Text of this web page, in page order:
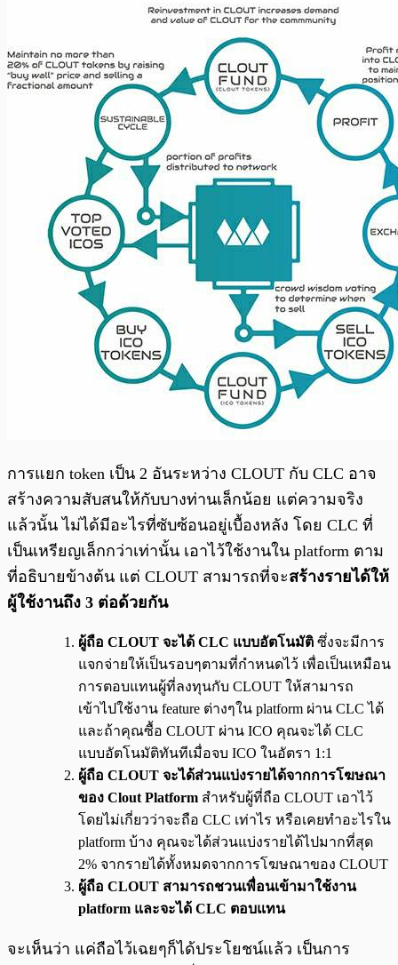
การแยก token เป็น 2 อันระหว่าง CLOUT กับ CLC อาจ
สร้างความสับสนให้กับบางท่านเล็กน้อย แต่ความจริง
แล้วนั้น ไม่ได้มีอะไรที่ซับซ้อนอยู่เบื้องหลัง โดย CLC ที่
เป็นเหรียญเล็กกว่าเท่านั้น เอาไว้ใช้งานใน platform ตาม
ที่อธิบายข้างต้น แต่ CLOUT สามารถที่จะสร้างรายได้ให้
ผู้ใช้งานถึง 3 ต่อด้วยกัน
ผู้ถือ CLOUT จะได้ CLC แบบอัตโนมัติ ซึ่งจะมีการ
แจกจ่ายให้เป็นรอบๆตามที่กำหนดไว้ เพื่อเป็นเหมือน
การตอบแทนผู้ที่ลงทุนกับ CLOUT ให้สามารถ
เข้าไปใช้งาน feature ต่างๆใน platform ผ่าน CLC ได้
และถ้าคุณซื้อ CLOUT ผ่าน ICO คุณจะได้ CLC
แบบอัตโนมัติทันทีเมื่อจบ ICO ในอัตรา 1:1
ผู้ถือ CLOUT จะได้ส่วนแบ่งรายได้จากการโฆษณา
ของ Clout Platform สำหรับผู้ที่ถือ CLOUT เอาไว้
โดยไม่เกี่ยวว่าจะถือ CLC เท่าไร หรือเคยทำอะไรใน
platform บ้าง คุณจะได้ส่วนแบ่งรายได้ไปมากที่สุด
2% จากรายได้ทั้งหมดจากการโฆษณาของ CLOUT
ผู้ถือ CLOUT สามารถชวนเพื่อนเข้ามาใช้งาน
platform และจะได้ CLC ตอบแทน
จะเห็นว่า แค่ถือไว้เฉยๆก็ได้ประโยชน์แล้ว เป็นการ